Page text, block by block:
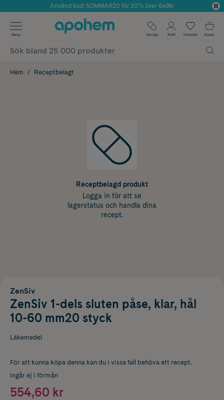
Använd kod: SOMMAR20 för 20% över 649kr
✓ Fri frakt
✓ Poäng på alla köp*
Meny Recept Profil Favoriter Kassa
Hem Receptbelagt
Receptbelagd produkt
Logga in för att se
lagerstatus och handla dina
recept.
ZenSiv
ZenSiv 1-dels sluten påse, klar, hål
10-60 mm20 styck
Läkemedel
För att kunna köpa denna kan du i vissa fall behöva ett recept.
Ingår ej i förmån
554,60 kr